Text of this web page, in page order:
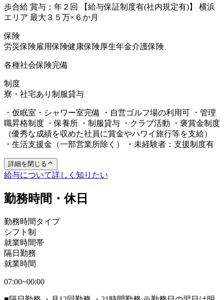
歩合給 賞与：年２回 【給与保証制度有(社内規定有)】 横浜
エリア 最大３５万×６か月
保険
労災保険雇用保険健康保険厚生年金介護保険
各種社会保険完備
制度
寮・社宅あり 制服貸与
・仮眠室・シャワー室完備 ・自営ゴルフ場の利用可 ・管理
職昇格制度 ・保養所 ・制服貸与 ・クラブ活動 ・褒賞金制度
（優秀な成績を収めた社員に賞金やハワイ旅行等を支給）
・生活支援金（一部営業所除く） ・未経験者：支援制度有
詳細を閉じる
給与について詳しく知りたい
勤務時間・休日
勤務時間タイプ
シフト制
就業時間帯
隔日勤務
就業時間
07:00~00:00